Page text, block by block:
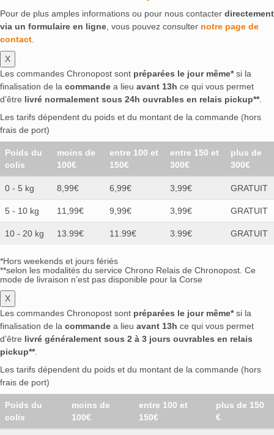
Pour de plus amples informations ou pour nous contacter directement
via un formulaire en ligne, vous pouvez consulter notre page de
contact.
X
Les commandes Chronopost sont préparées le jour même*si la
finalisation de la commande a lieu avant 13h ce qui vous permet
d’être livré normalement sous 24h ouvrables en relais pickup**.
Les tarifs dépendent du poids et du montant de la commande (hors
frais de port)
Poids du
colis
moins de
100€
entre 100 et
150€
entre 150 et
300€
plus de
300€
0 - 5 kg 8,99€ 6,99€ 3,99€ GRATUIT
5 - 10 kg 11,99€ 9,99€ 3,99€ GRATUIT
10 - 20 kg 13.99€ 11.99€ 3.99€ GRATUIT
*Hors weekends et jours fériés
**selon les modalités du service Chrono Relais de Chronopost. Ce
mode de livraison n’est pas disponible pour la Corse
X
Les commandes Chronopost sont préparées le jour même*si la
finalisation de la commande a lieu avant 13h ce qui vous permet
d’être livré généralement sous 2 à 3 jours ouvrables en relais
pickup**.
Les tarifs dépendent du poids et du montant de la commande (hors
frais de port)
Poids du
colis
moins de
100€
entre 100 et
150€
plus de 150
€